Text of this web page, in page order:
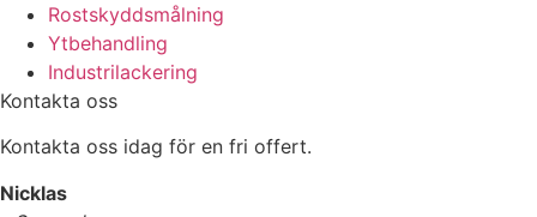
Rostskyddsmålning
Ytbehandling
Industrilackering
Kontakta oss
Kontakta oss idag för en fri offert.
Nicklas